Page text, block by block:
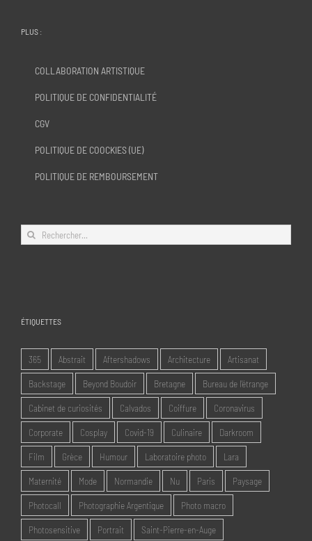
PLUS :
COLLABORATION ARTISTIQUE
POLITIQUE DE CONFIDENTIALITÉ
CGV
POLITIQUE DE COOCKIES (UE)
POLITIQUE DE REMBOURSEMENT
Rechercher:
ÉTIQUETTES
365 Abstrait Aftershadows Architecture Artisanat
Backstage Beyond Boudoir Bretagne Bureau de l'étrange
Cabinet de curiosités Calvados Coiffure Coronavirus
Corporate Cosplay Covid-19 Culinaire Darkroom
Film Grèce Humour Laboratoire photo Lara
Maternité Mode Normandie Nu Paris Paysage
Photocall Photographie Argentique Photo macro
Photosensitive Portrait Saint-Pierre-en-Auge